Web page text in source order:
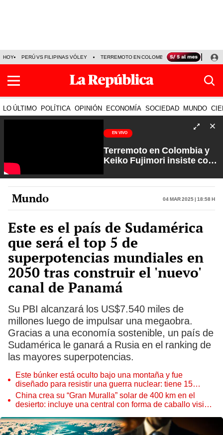
HOY PERÚ VS FILIPINAS VÓLEY TERREMOTO EN COLOMBIA EN VIVO
LO ÚLTIMO POLÍTICA OPINIÓN ECONOMÍA SOCIEDAD MUNDO
EN VIVO
Terremoto en Colombia y
Keiko Fujimori insiste con
Olvide con Carlos Cornejo
Mundo 04 Mar 2025 | 18:58 h
Este es el país de Sudamérica
que será el top 5 de
superpotencias mundiales en
2050 tras construir el 'nuevo'
canal de Panamá
Su PBI alcanzará los US$7.540 miles de
millones luego de impulsar una megaobra.
Gracias a una economía sostenible, un país de
Sudamérica le ganará a Rusia en el ranking de
las mayores superpotencias.
Este búnker está oculto bajo una montaña y fue
diseñado para resistir una guerra nuclear: tiene 15
edificios
China crea su “Gran Muralla” solar de 400 km en el
desierto: incluye una central con forma de caballo visible